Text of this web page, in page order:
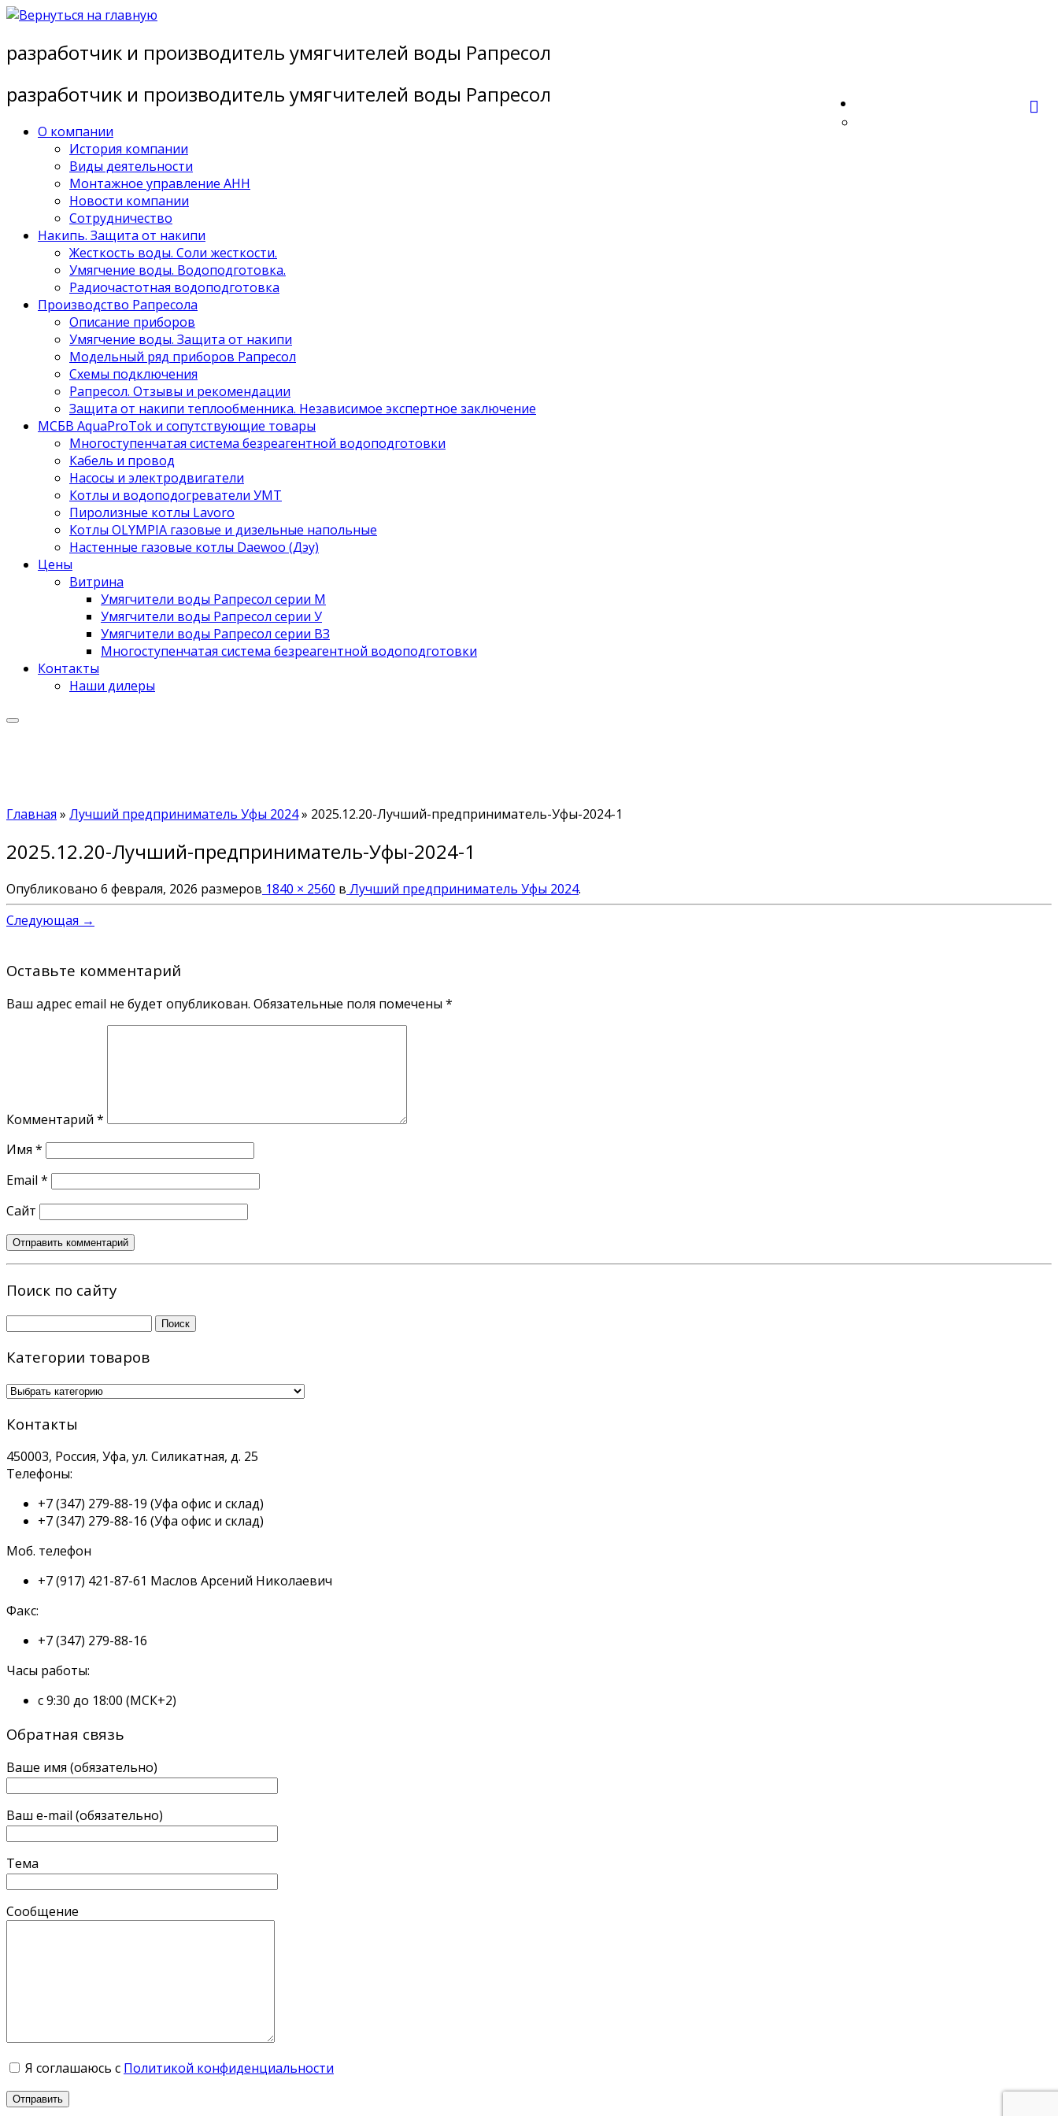
Перейти
содержимому
разработчик и производитель умягчителей воды Рапресол
разработчик и производитель умягчителей воды Рапресол
О компании
История компании
Виды деятельности
Монтажное управление АНН
Новости компании
Сотрудничество
Накипь. Защита от накипи
Жесткость воды. Соли жесткости.
Умягчение воды. Водоподготовка.
Радиочастотная водоподготовка
Производство Рапресола
Описание приборов
Умягчение воды. Защита от накипи
Модельный ряд приборов Рапресол
Схемы подключения
Рапресол. Отзывы и рекомендации
Защита от накипи теплообменника. Независимое экспертное заключение
МСБВ AquaProTok и сопутствующие товары
Многоступенчатая система безреагентной водоподготовки
Кабель и провод
Насосы и электродвигатели
Котлы и водоподогреватели УМТ
Пиролизные котлы Lavoro
Котлы OLYMPIA газовые и дизельные напольные
Настенные газовые котлы Daewoo (Дэу)
Цены
Витрина
Умягчители воды Рапресол серии М
Умягчители воды Рапресол серии У
Умягчители воды Рапресол серии ВЗ
Многоступенчатая система безреагентной водоподготовки
Контакты
Наши дилеры
Главная » Лучший предприниматель Уфы 2024» 2025.12.20-Лучший-предприниматель-Уфы-2024-1
2025.12.20-Лучший-предприниматель-Уфы-2024-1
Опубликовано 6 февраля, 2026 размеров 1840 × 2560 в Лучший предприниматель Уфы 2024.
Следующая →
Оставьте комментарий
Ваш адрес email не будет опубликован. Обязательные поля помечены *
Комментарий *
Имя *
Email *
Сайт
Поиск по сайту
Категории товаров
Контакты
450003, Россия, Уфа, ул. Силикатная, д. 25
Телефоны:
+7 (347) 279-88-19 (Уфа офис и склад)
+7 (347) 279-88-16 (Уфа офис и склад)
Моб. телефон
+7 (917) 421-87-61 Маслов Арсений Николаевич
Факс:
+7 (347) 279-88-16
Часы работы:
с 9:30 до 18:00 (МСК+2)
Обратная связь
Ваше имя (обязательно)
Ваш e-mail (обязательно)
Тема
Сообщение
Я соглашаюсь с Политикой конфиденциальности